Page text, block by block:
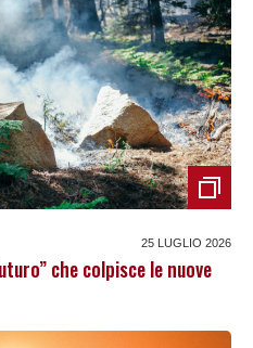
25 LUGLIO 2026
che colpisce le nuove